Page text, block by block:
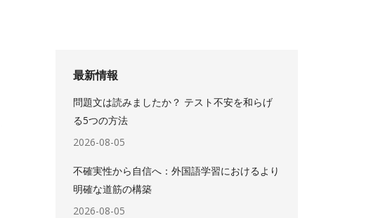
最新情報
問題文は読みましたか？ テスト不安を和らげ
る5つの方法
2026-08-05
不確実性から自信へ：外国語学習におけるより
明確な道筋の構築
2026-08-05